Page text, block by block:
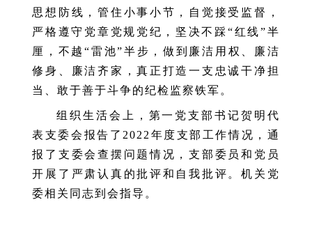
思想防线，管住小事小节，自觉接受监督，
严格遵守党章党规党纪，坚决不踩“红线”半
厘，不越“雷池”半步，做到廉洁用权、廉洁
修身、廉洁齐家，真正打造一支忠诚干净担
当、敢于善于斗争的纪检监察铁军。
组织生活会上，第一党支部书记贺明代
表支委会报告了2022年度支部工作情况，通
报了支委会查摆问题情况，支部委员和党员
开展了严肃认真的批评和自我批评。机关党
委相关同志到会指导。